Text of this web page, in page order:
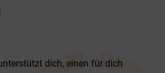
dich, einen für dich